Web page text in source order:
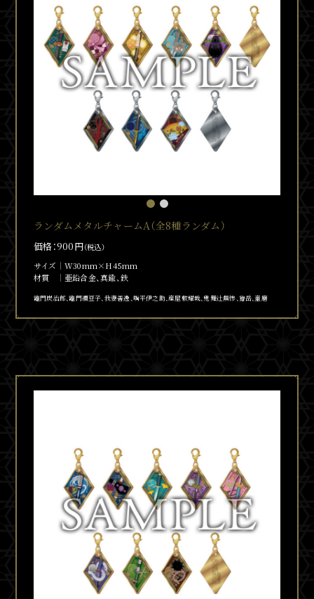
ランダムメタルチャームA（全8種ランダム）
価格：900円（税込）
サイズ
W30mm×H45mm
材質
亜鉛合金、真鍮、鉄
竈門炭治郎、竈門禰豆子、我妻善逸、嘴平伊之助、産屋敷耀哉、鬼舞辻󠄀無惨、獪岳、童磨